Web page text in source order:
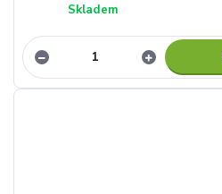
Skladem